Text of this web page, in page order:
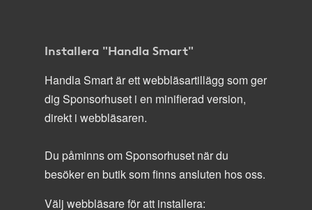
Installera "Handla Smart"
Handla Smart är ett webbläsartillägg som ger
dig Sponsorhuset i en minifierad version,
direkt i webbläsaren.
Du påminns om Sponsorhuset när du
besöker en butik som finns ansluten hos oss.
Välj webbläsare för att installera: